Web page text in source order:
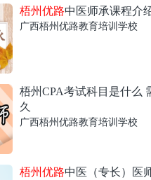
梧州优路中医师承课程介
广西梧州优路教育培训学校
梧州CPA考试科目是什么
久
广西梧州优路教育培训学校
梧州优路中医（专长）医